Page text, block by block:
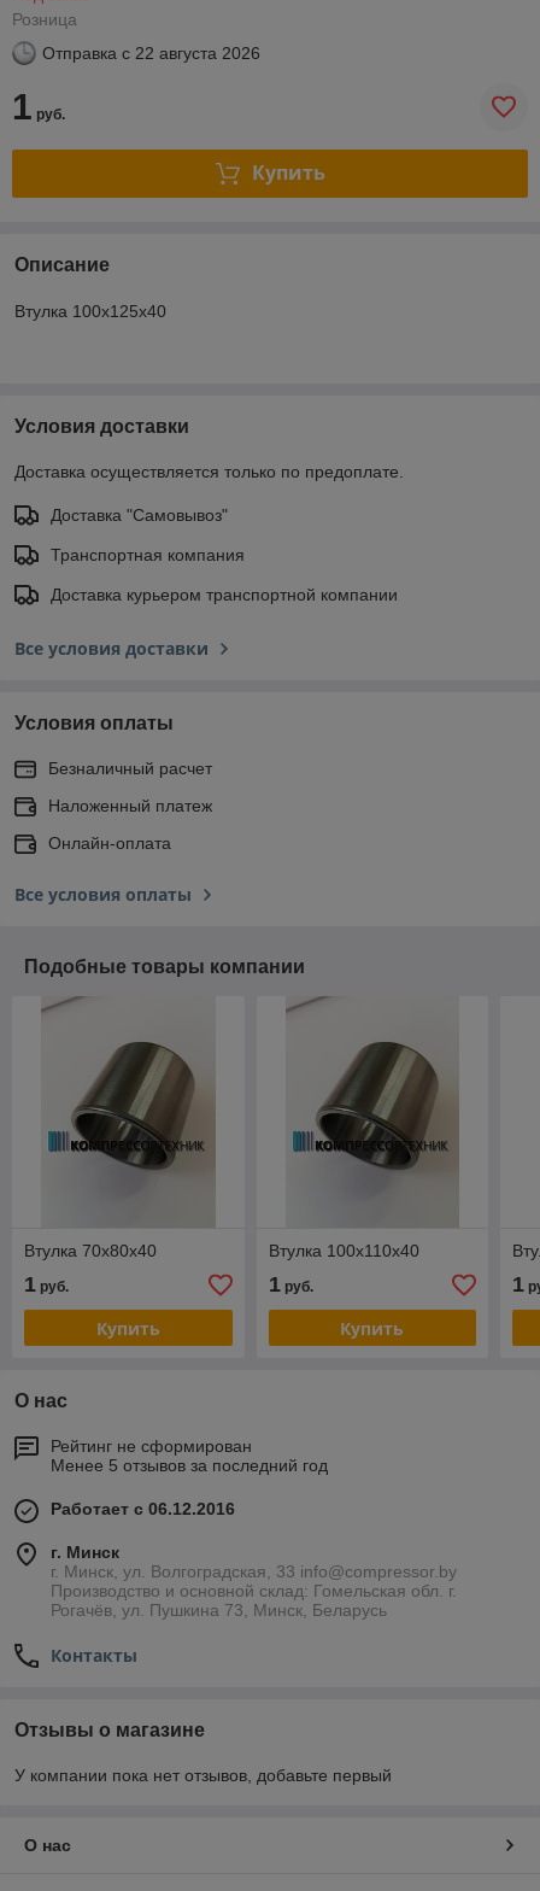
Розница
Отправка с 22 августа 2026
1 руб.
Купить
Описание
Втулка 100x125x40
Условия доставки
Доставка осуществляется только по предоплате.
Доставка "Самовывоз"
Транспортная компания
Доставка курьером транспортной компании
Все условия доставки
Условия оплаты
Безналичный расчет
Наложенный платеж
Онлайн-оплата
Все условия оплаты
Подобные товары компании
Втулка 70x80x40
1 руб.
Купить
Втулка 100x110x40
1руб.
Купить
1
О нас
Рейтинг не сформирован
Менее 5 отзывов за последний год
Работает с 06.12.2016
г. Минск
г. Минск, ул. Волгоградская, 33 info@compressor.by
Производство и основной склад: Гомельская обл. г.
Рогачёв, ул. Пушкина 73, Минск, Беларусь
Контакты
Отзывы о магазине
У компании пока нет отзывов, добавьте первый
О нас